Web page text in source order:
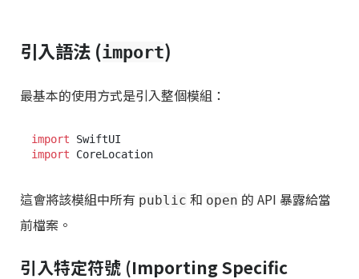
引入語法 (import)
最基本的使用方式是引入整個模組：
import
import
這會將該模組中所有 public 和 open 的 API 暴露給當
前檔案。
引入特定符號 (Importing Specific